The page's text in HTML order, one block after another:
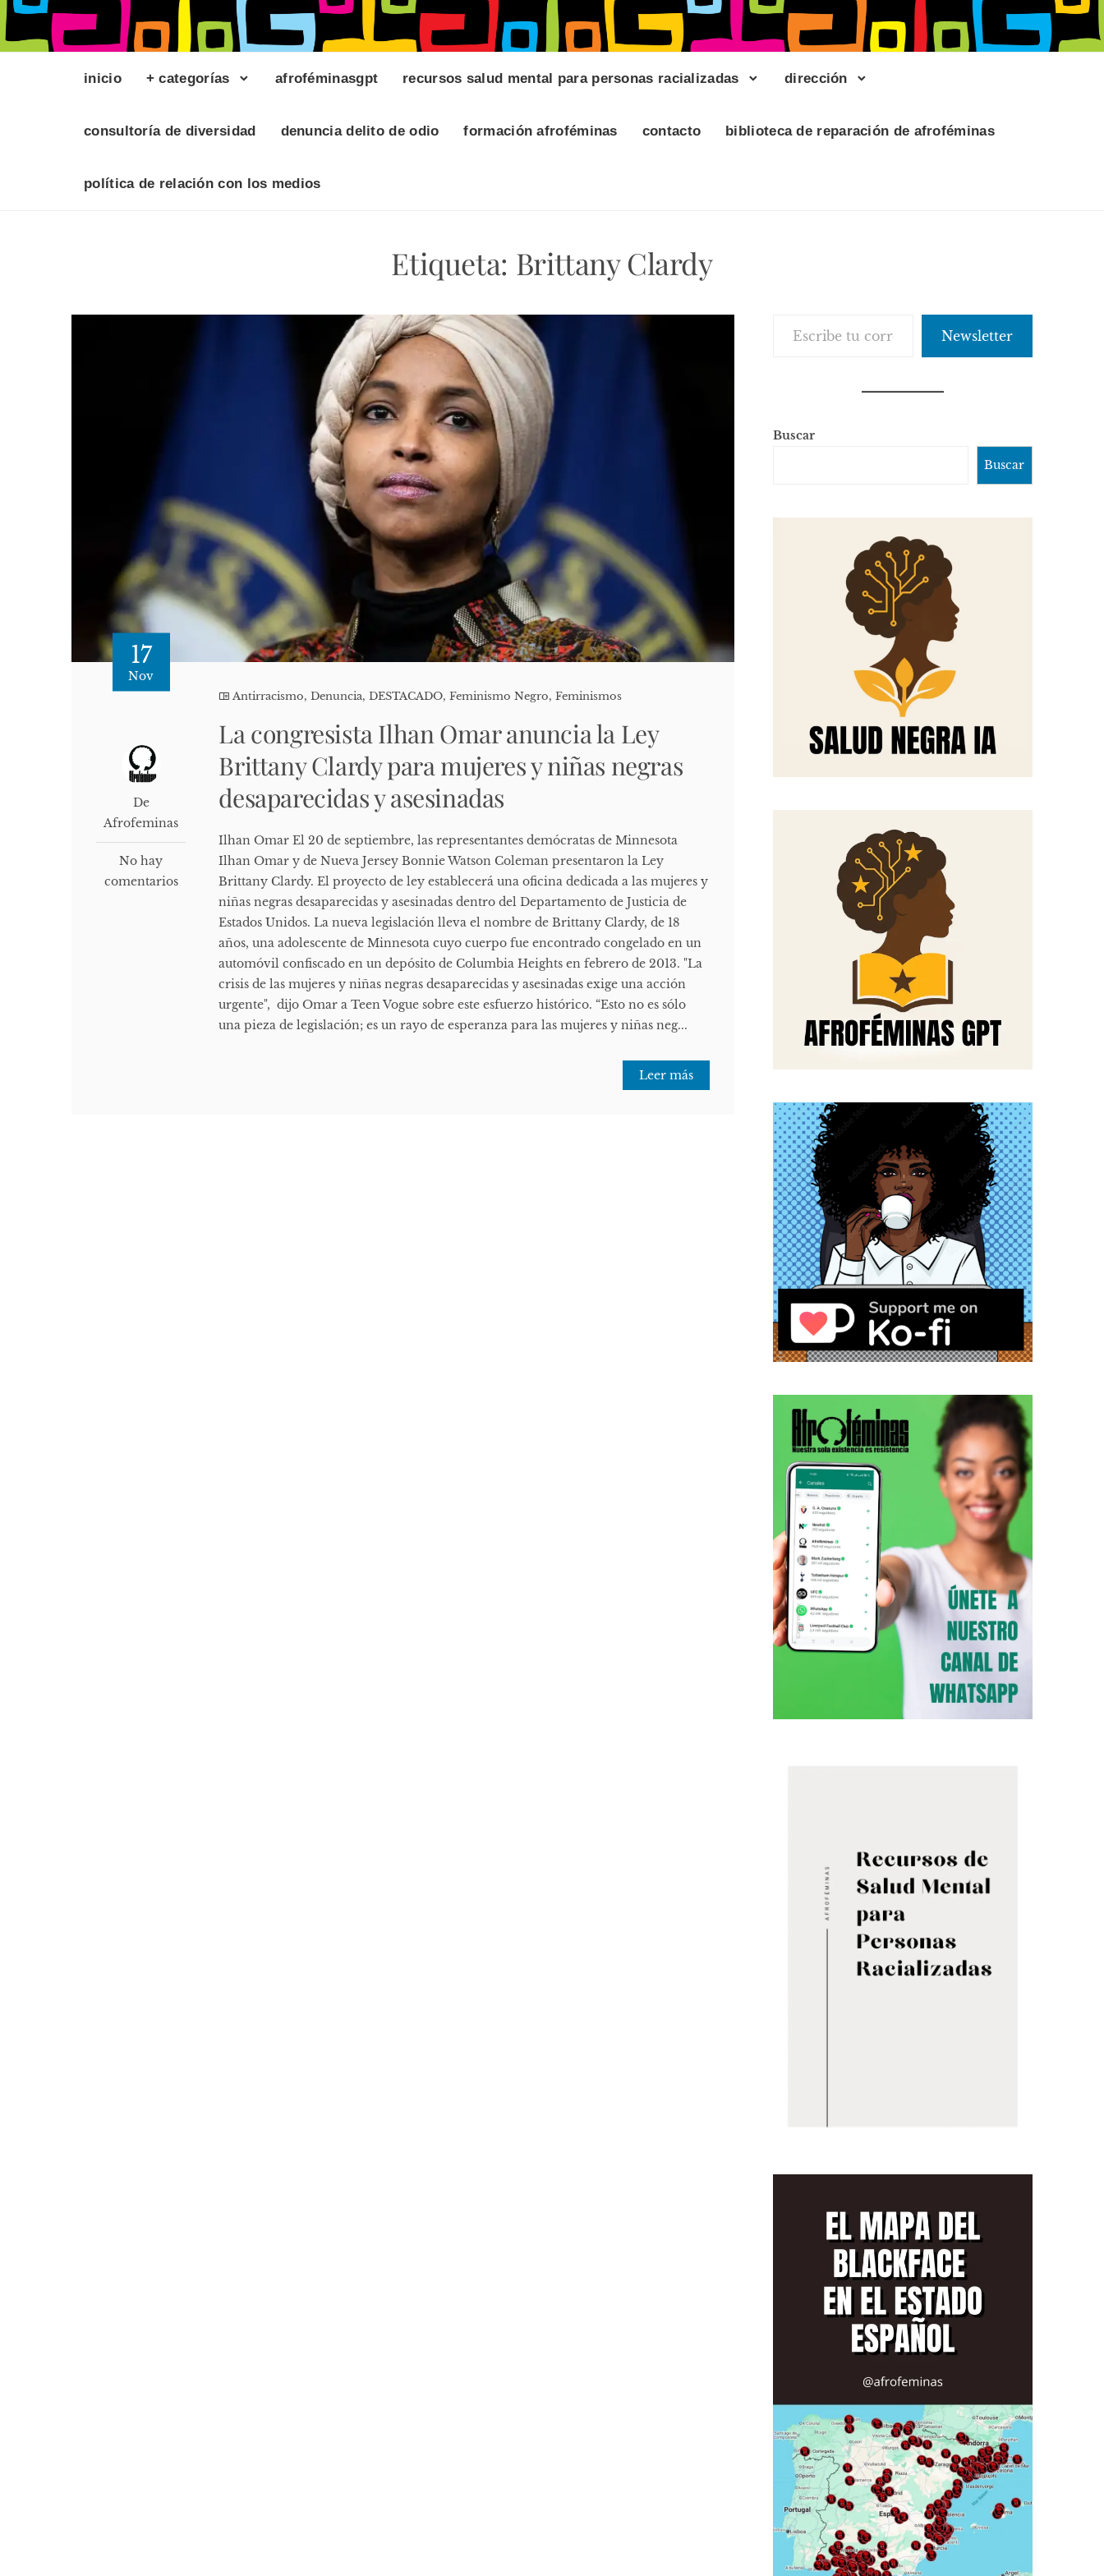
inicio + categorías afroféminasgpt recursos salud mental para personas racializadas dirección
consultoría de diversidad denuncia delito de odio formación afroféminas contacto biblioteca de reparación de afroféminas
política de relación con los medios
Etiqueta: Brittany Clardy
17
Nov
De
Afrofeminas
No hay
comentarios
Antirracismo,Denuncia,DESTACADO,Feminismo Negro,Feminismos
La congresista Ilhan Omar anuncia la Ley
Brittany Clardy para mujeres y niñas negras
desaparecidas y asesinadas
Ilhan Omar El 20 de septiembre, las representantes demócratas de Minnesota
Ilhan Omar y de Nueva Jersey Bonnie Watson Coleman presentaron la Ley
Brittany Clardy. El proyecto de ley establecerá una oficina dedicada a las mujeres y
niñas negras desaparecidas y asesinadas dentro del Departamento de Justicia de
Estados Unidos. La nueva legislación lleva el nombre de Brittany Clardy, de 18
años, una adolescente de Minnesota cuyo cuerpo fue encontrado congelado en un
automóvil confiscado en un depósito de Columbia Heights en febrero de 2013. "La
crisis de las mujeres y niñas negras desaparecidas y asesinadas exige una acción
urgente", dijo Omar a Teen Vogue sobre este esfuerzo histórico. “Esto no es sólo
una pieza de legislación; es un rayo de esperanza para las mujeres y niñas neg...
Leer más
Newsletter
Buscar
Buscar